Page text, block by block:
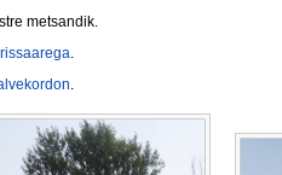
metsandik.
.
.